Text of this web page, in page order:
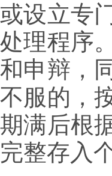
或设立专
处理程序
和申辩，
不服的，
期满后根
完整存入